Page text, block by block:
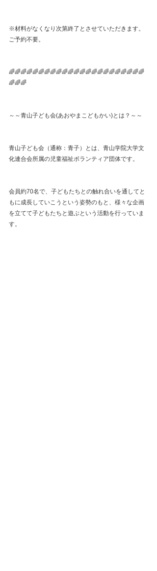
※材料がなくなり次第終了とさせていただきます。
ご予約不要。
🌈🌈🌈🌈🌈🌈🌈🌈🌈🌈🌈🌈🌈🌈🌈🌈🌈🌈🌈🌈🌈🌈🌈
🌈🌈🌈
～～青山子ども会(あおやまこどもかい)とは？～～
青山子ども会（通称：青子）とは、青山学院大学文
化連合会所属の児童福祉ボランティア団体です。
会員約70名で、子どもたちとの触れ合いを通してと
もに成長していこうという姿勢のもと、様々な企画
を立てて子どもたちと遊ぶという活動を行っていま
す。